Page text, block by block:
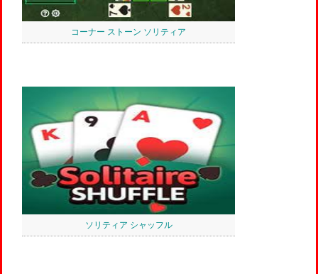
コーナー ストーン ソリティア
ソリティア シャッフル